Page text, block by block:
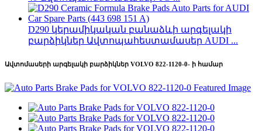
D290 կերամիկական բանաձևի արգելակի
բարձիկներ Ավտոպահեստամասեր AUDI ...
Ավտոմասերի արգելակի բարձիկներ VOLVO 822-1120-0- ի համար